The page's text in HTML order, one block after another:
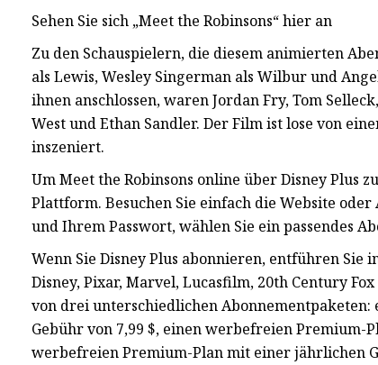
Sehen Sie sich „Meet the Robinsons“ hier an
Zu den Schauspielern, die diesem animierten
als Lewis, Wesley Singerman als Wilbur und
ihnen anschlossen, waren Jordan Fry, Tom
West und Ethan Sandler. Der Film ist lose von
inszeniert.
Um Meet the Robinsons online über Disney Plus
Plattform. Besuchen Sie einfach die Website
und Ihrem Passwort, wählen Sie ein passendes
Wenn Sie Disney Plus abonnieren, entführen
Disney, Pixar, Marvel, Lucasfilm, 20th Century
von drei unterschiedlichen
Gebühr von 7,99 $, einen werbefreien Premium-
werbefreien Premium-Plan mit einer jährlichen